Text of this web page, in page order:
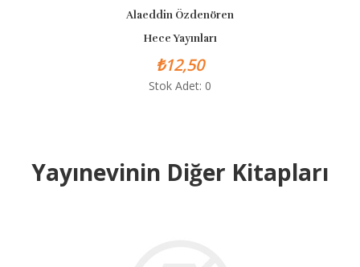
Alaeddin Özdenören
Hece Yayınları
₺12,50
Stok Adet: 0
Yayınevinin Diğer Kitapları